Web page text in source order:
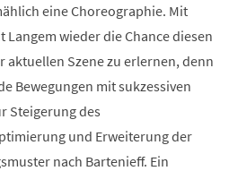
eine Choreographie. Mit
Langem wieder die Chance diesen
aktuellen Szene zu erlernen, denn
Bewegungen mit sukzessiven
Steigerung des
und Erweiterung der
nach Bartenieff. Ein